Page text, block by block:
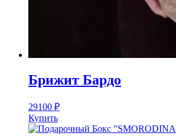
Брижит Бардо
29100 ₽
Купить